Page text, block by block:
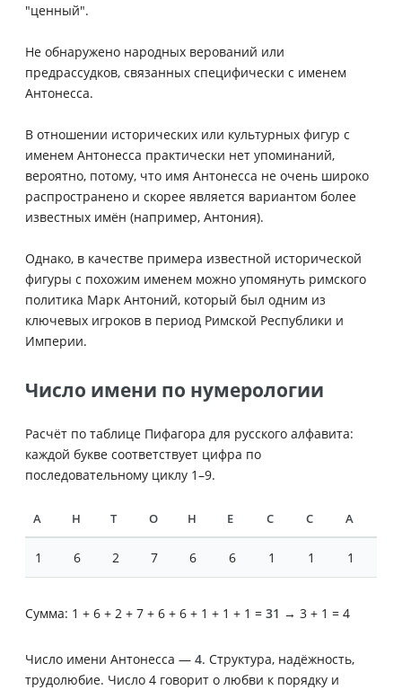
"ценный".
Не обнаружено народных верований или
предрассудков, связанных специфически с именем
Антонесса.
В отношении исторических или культурных фигур с
именем Антонесса практически нет упоминаний,
вероятно, потому, что имя Антонесса не очень широко
распространено и скорее является вариантом более
известных имён (например, Антония).
Однако, в качестве примера известной исторической
фигуры с похожим именем можно упомянуть римского
политика Марк Антоний, который был одним из
ключевых игроков в период Римской Республики и
Империи.
Число имени по нумерологии
Расчёт по таблице Пифагора для русского алфавита:
каждой букве соответствует цифра по
последовательному циклу 1–9.
А Н Т О Н Е С С А
1 6 2 7 6 6 1 1 1
Сумма: 1 + 6 + 2 + 7 + 6 + 6 + 1 + 1 + 1 = 31 → 3 + 1 = 4
Число имени Антонесса — 4. Структура, надёжность,
трудолюбие. Число 4 говорит о любви к порядку и